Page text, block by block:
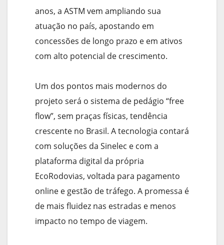
anos, a ASTM vem ampliando sua
atuação no país, apostando em
concessões de longo prazo e em ativos
com alto potencial de crescimento.
Um dos pontos mais modernos do
projeto será o sistema de pedágio “free
flow”, sem praças físicas, tendência
crescente no Brasil. A tecnologia contará
com soluções da Sinelec e com a
plataforma digital da própria
EcoRodovias, voltada para pagamento
online e gestão de tráfego. A promessa é
de mais fluidez nas estradas e menos
impacto no tempo de viagem.